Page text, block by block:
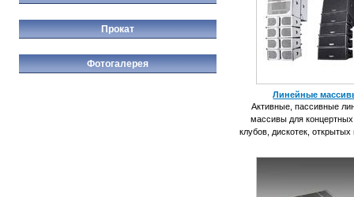
Линейные
Активные, пассивные
массивы для
клубов, дискотек,
Прокат
Фотогалерея